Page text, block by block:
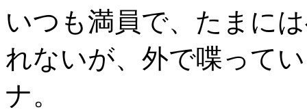
いつも満員で、たまに
れないが、外で喋って
ナ。